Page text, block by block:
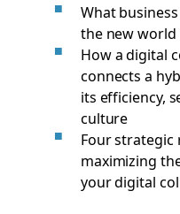
What
the new
How a digital
connects a
its efficiency,
culture
Four
maximizing
your digital